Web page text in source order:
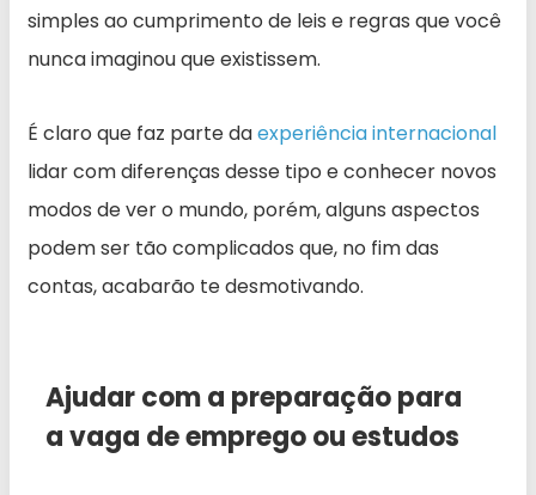
simples ao cumprimento de leis e regras que você
nunca imaginou que existissem.
É claro que faz parte daexperiência internacional
lidar com diferenças desse tipo e conhecer novos
modos de ver o mundo, porém, alguns aspectos
podem ser tão complicados que, no fim das
contas, acabarão te desmotivando.
Ajudar com a preparação para
a vaga de emprego ou estudos